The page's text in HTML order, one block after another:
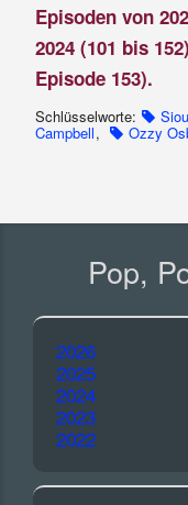
Episoden von
2024 (101 bis
Episode 153).
Schlüsselworte:
Campbell, Ozzy
Pop,
2026
2025
2024
2023
2022